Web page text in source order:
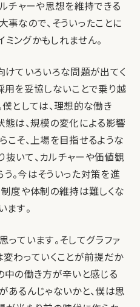
チャーや思想を維持できる
事なので、そういったことに
ングかもしれません。
けていろいろな問題が出てく
用を妥協しないことで乗り越
僕としては、理想的な働き
態は、規模の変化による影響
こそ、上場を目指せるような
いて、カルチャーや価値観
。今はそういった対策を進
度や体制の維持は難しくな
ます。
っています。そしてグラファ
変わっていくことが前提だか
中の働き方が辛いと感じる
あるんじゃないかと、僕は思